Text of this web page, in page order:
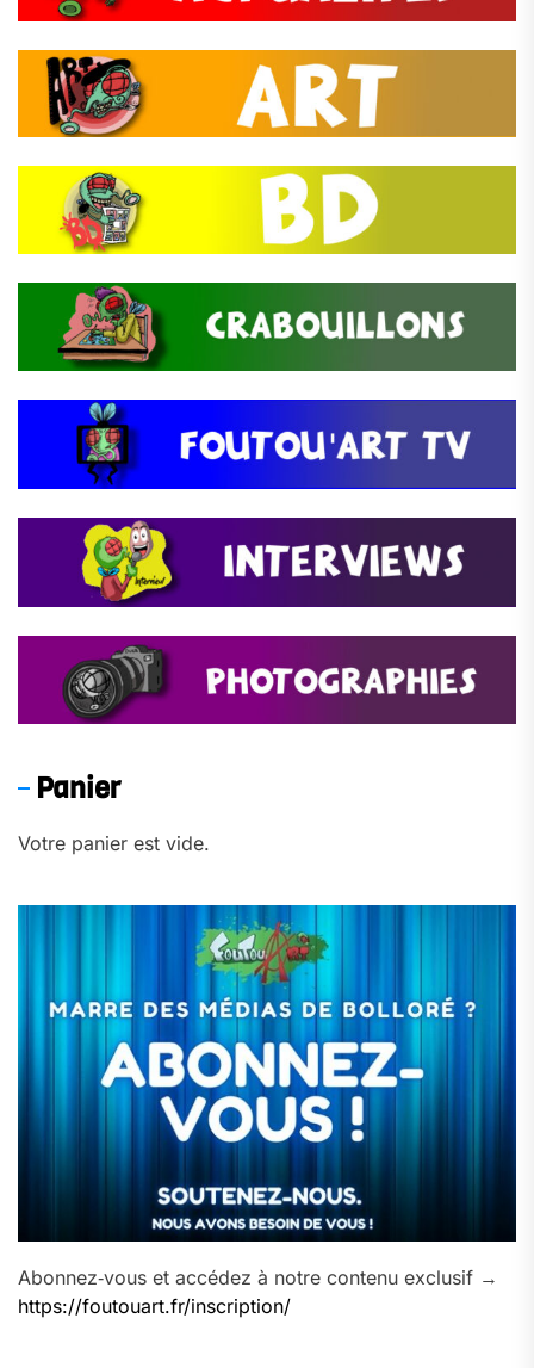
Panier
Votre panier est vide.
Abonnez‑vous et accédez à notre contenu exclusif →
https://foutouart.fr/inscription/